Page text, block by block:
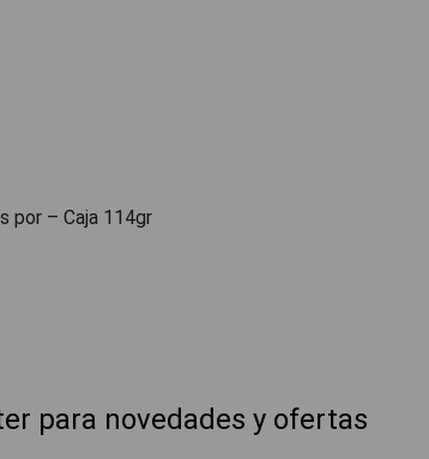
por – Caja 114gr
para novedades y ofertas